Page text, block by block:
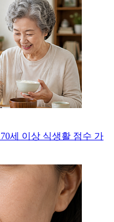
세 이상 식생활 점수 가